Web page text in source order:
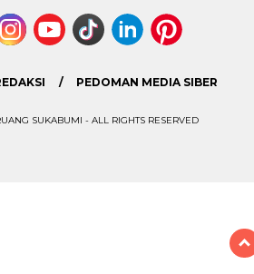
PEDOMAN MEDIA SIBER
SUKABUMI - ALL RIGHTS RESERVED